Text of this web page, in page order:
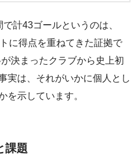
計43ゴールというのは、
に得点を重ねてきた証拠で
決まったクラブから史上初
実は、それがいかに個人とし
を示しています。
課題